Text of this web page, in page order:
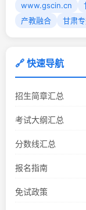
www.gscin.cn
产教融合
甘肃
🔗 快速导航
招生简章汇总
考试大纲汇总
分数线汇总
报名指南
免试政策